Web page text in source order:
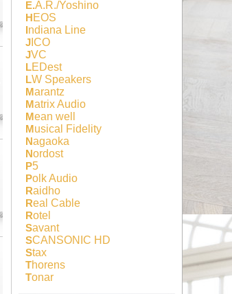
E.A.R./Yoshino
HEOS
Indiana Line
JICO
JVC
LEDest
LW Speakers
Marantz
Matrix Audio
Mean well
Musical Fidelity
Nagaoka
Nordost
P5
Polk Audio
Raidho
Real Cable
Rotel
Savant
SCANSONIC HD
Stax
Thorens
Tonar